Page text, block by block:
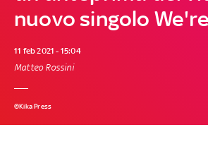
nuovo singolo
11 feb 2021 - 15:04
Matteo Rossini
©Kika Press